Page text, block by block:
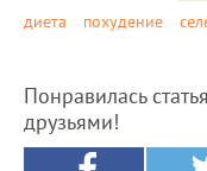
диета
похудение
Понравилась
друзьями!